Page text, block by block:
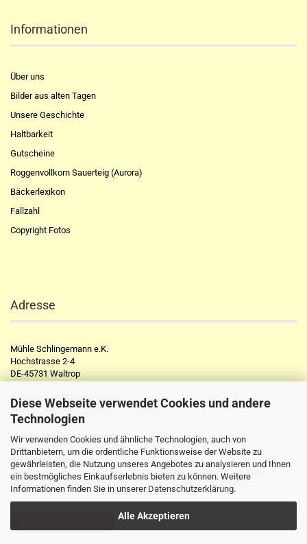
Diese Webseite verwendet Cookies und andere
Technologien
Wir verwenden Cookies und ähnliche Technologien, auch von
Drittanbietern, um die ordentliche Funktionsweise der Website zu
gewährleisten, die Nutzung unseres Angebotes zu analysieren und Ihnen
ein bestmögliches Einkaufserlebnis bieten zu können. Weitere
Informationen finden Sie in unserer Datenschutzerklärung.
Alle Akzeptieren
Informationen
Über uns
Bilder aus alten Tagen
Unsere Geschichte
Haltbarkeit
Gutscheine
Roggenvollkorn Sauerteig (Aurora)
Bäckerlexikon
Fallzahl
Copyright Fotos
Adresse
Mühle Schlingemann e.K.
Hochstrasse 2-4
DE-45731 Waltrop
Telefon: +49 2309 2776
Telefax: +49 2309 72297
mail@muehle-schlingemann.de
Öffnungszeiten:
Montag - Freitag von 8.00 Uhr - 13.00 Uhr und von 14.00 - 18.00Uhr
Samstag von 8.00 Uhr - 13.00 Uhr